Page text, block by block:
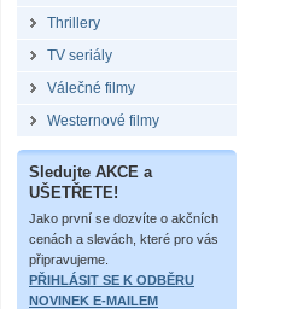
Thrillery
TV seriály
Válečné filmy
Westernové filmy
Sledujte AKCE a
UŠETŘETE!
Jako první se dozvíte o akčních
cenách a slevách, které pro vás
připravujeme.
PŘIHLÁSIT SE K ODBĚRU
NOVINEK E-MAILEM